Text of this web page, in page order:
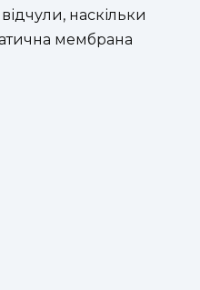
наскільки
мембрана